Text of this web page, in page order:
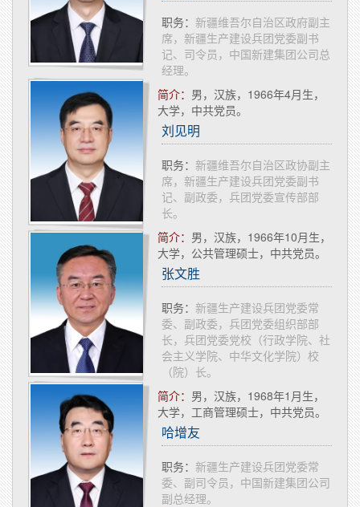
职务： 新疆维吾尔自治区政府副主
席，新疆生产建设兵团党委副书
记、司令员，中国新建集团公司总
经理。
简介： ​男，汉族，1966年4月生，
大学，中共党员。
刘见明
职务： 新疆维吾尔自治区政协副主
席，新疆生产建设兵团党委副书
记、副政委，兵团党委宣传部部
长。
简介： ​男，汉族，1966年10月生，
大学，公共管理硕士，中共党员。
张文胜
职务： 新疆生产建设兵团党委常
委、副政委，兵团党委组织部部
长，兵团党委党校（行政学院、社
会主义学院、中华文化学院）校
（院）长。
简介： ​男，汉族，1968年1月生，
大学，工商管理硕士，中共党员。
哈增友
职务： 新疆生产建设兵团党委常
委、副司令员，中国新建集团公司
副总经理。